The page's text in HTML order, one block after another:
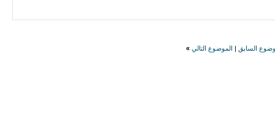
السابق الموضوع التالي »